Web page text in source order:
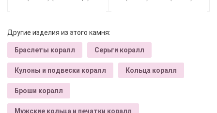
Другие изделия из этого камня:
Браслеты коралл Серьги коралл
Кулоны и подвески коралл Кольца коралл
Броши коралл
Мужские кольца и печатки коралл